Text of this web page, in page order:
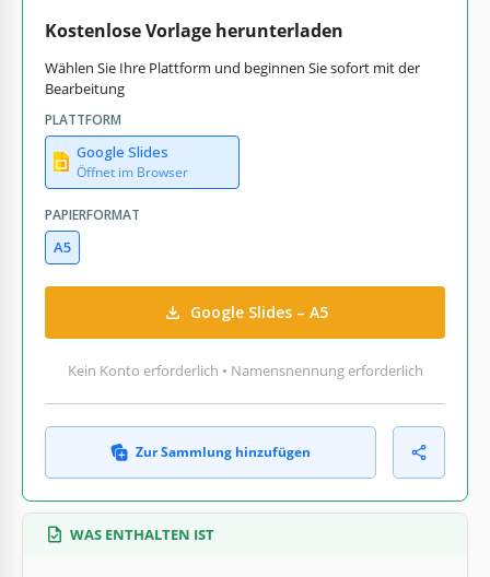
Kostenlose Vorlage herunterladen
Wählen Sie Ihre Plattform und beginnen Sie sofort mit der
Bearbeitung
PLATTFORM
Google Slides
Öffnet im Browser
PAPIERFORMAT
A5
Google Slides – A5
Kein Konto erforderlich • Namensnennung erforderlich
Zur Sammlung hinzufügen
WAS ENTHALTEN IST